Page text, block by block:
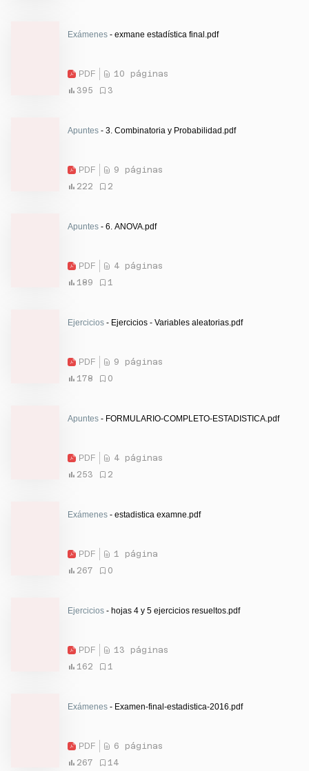
Exámenes - exmane estadística final.pdf
PDF
10 páginas
395
3
Apuntes - 3. Combinatoria y Probabilidad.pdf
PDF
9 páginas
222
2
Apuntes - 6. ANOVA.pdf
PDF
4 páginas
189
1
Ejercicios - Ejercicios - Variables aleatorias.pdf
PDF
9 páginas
178
0
Apuntes - FORMULARIO-COMPLETO-ESTADISTICA.pdf
PDF
4 páginas
253
2
Exámenes - estadistica examne.pdf
PDF
1 página
267
0
Ejercicios - hojas 4 y 5 ejercicios resueltos.pdf
PDF
13 páginas
162
1
Exámenes - Examen-final-estadistica-2016.pdf
PDF
6 páginas
267
14